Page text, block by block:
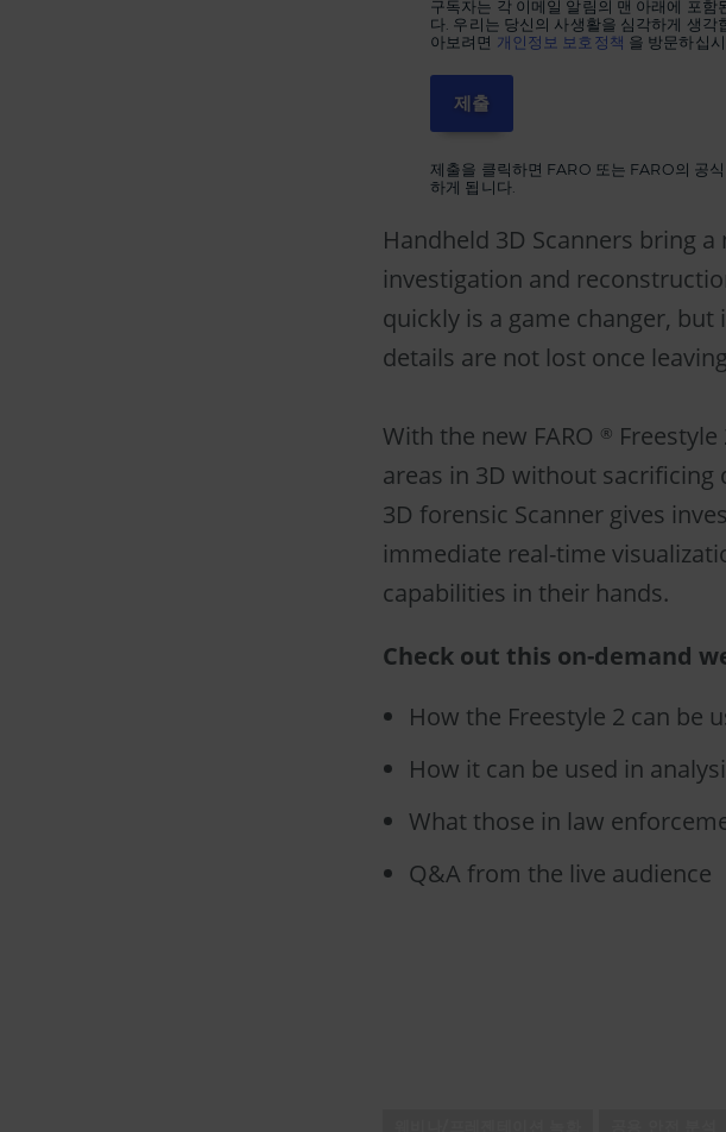
구독자는 각 이메일 알림의 맨 아래에 포함
다. 우리는 당신의 사생활을 심각하게 생
아보려면 개인정보 보호정책 을 방문하십시
제출을 클릭하면 FARO 또는 FARO의 공
하게 됩니다.
Handheld 3D Scanners bring
investigation and
quickly is a game changer,
details are not lost once
With the new FARO ®
areas in 3D without sacrificing
3D forensic Scanner gives
immediate real-time
capabilities in their hands.
Check out this on-demand
How the Freestyle 2 can be
How it can be used in
What those in law
Q&A from the live audience